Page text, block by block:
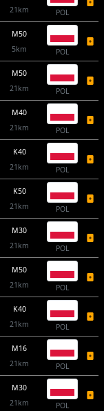
21km
POL
M50
5km
POL
M50
21km
POL
M40
21km
POL
K40
21km
POL
K50
21km
POL
M30
21km
POL
M50
21km
POL
K40
21km
POL
M16
21km
POL
M30
21km
POL